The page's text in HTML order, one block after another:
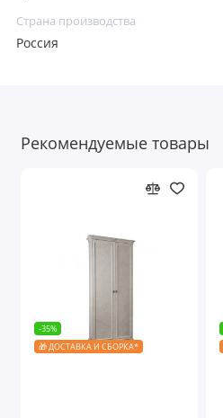
Страна производства
Россия
Рекомендуемые товары
-35%
🎁 ДОСТАВКА И СБОРКА*